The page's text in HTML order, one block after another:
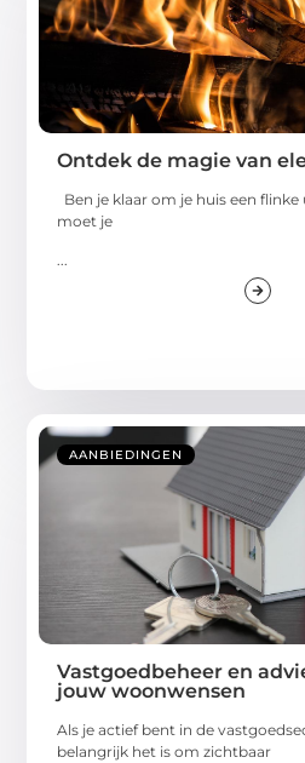
Ontdek de magie van
Ben je klaar om je huis een
moet je
...
AANBIEDINGEN
Vastgoedbeheer en
jouw woonwensen
Als je actief bent in de
belangrijk het is om zichtbaar